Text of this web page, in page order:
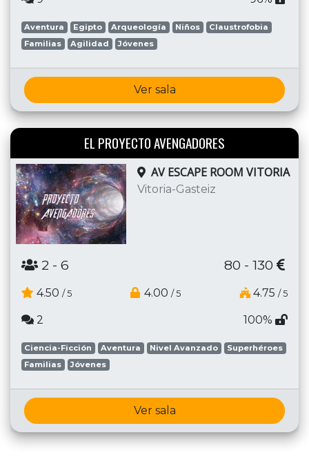
Aventura Egipto Arqueología Niños
Claustrofobia
Familias
Agilidad Jóvenes
Ver sala
EL PROYECTO AVENGADORES
AV ESCAPE ROOM VITORIA
Vitoria-Gasteiz
2 - 6 80 - 130
4.50 / 5 4.00 / 5 4.75 / 5
2 100%
Ciencia-Ficción Aventura Nivel Avanzado
Superhéroes
Familias
Jóvenes
Ver sala